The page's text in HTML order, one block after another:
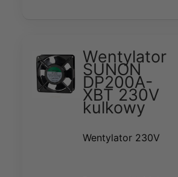
Wentylator
SUNON
DP200A-
XBT 230V
kulkowy
Wentylator 230V